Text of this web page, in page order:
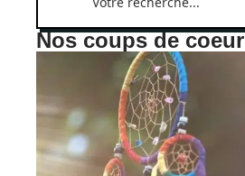
Nos coups de coeur